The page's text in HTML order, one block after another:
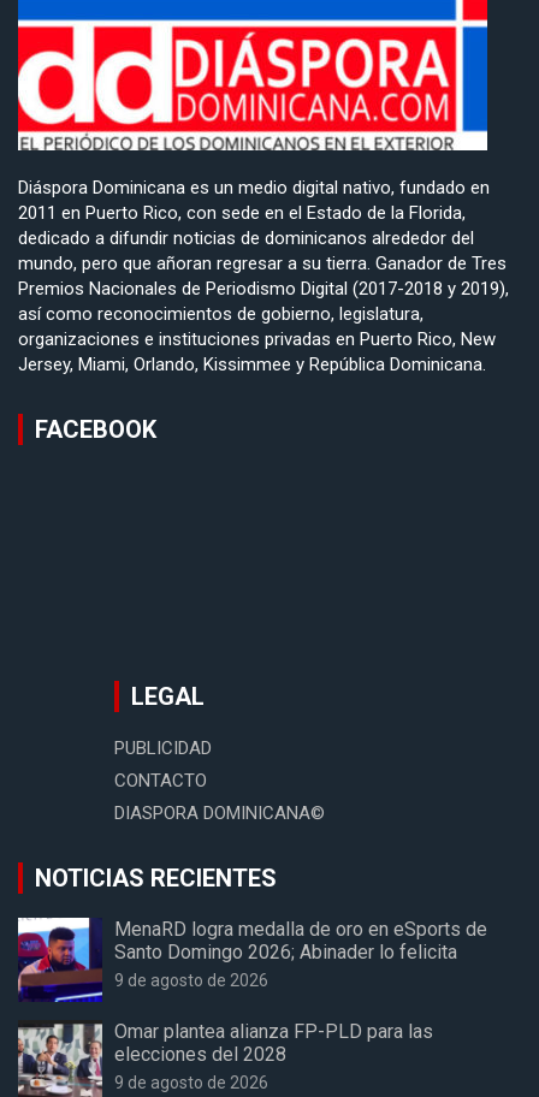
Diáspora Dominicana es un medio digital nativo, fundado en
2011 en Puerto Rico, con sede en el Estado de la Florida,
dedicado a difundir noticias de dominicanos alrededor del
mundo, pero que añoran regresar a su tierra. Ganador de Tres
Premios Nacionales de Periodismo Digital (2017-2018 y 2019),
así como reconocimientos de gobierno, legislatura,
organizaciones e instituciones privadas en Puerto Rico, New
Jersey, Miami, Orlando, Kissimmee y República Dominicana.
FACEBOOK
LEGAL
PUBLICIDAD
CONTACTO
DIASPORA DOMINICANA©
NOTICIAS RECIENTES
MenaRD logra medalla de oro en eSports de
Santo Domingo 2026; Abinader lo felicita
9 de agosto de 2026
Omar plantea alianza FP-PLD para las
elecciones del 2028
9 de agosto de 2026